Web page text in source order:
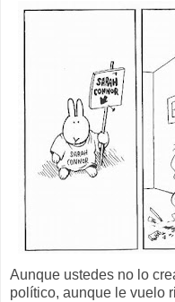
Aunque ustedes no lo
político, aunque le vuelo